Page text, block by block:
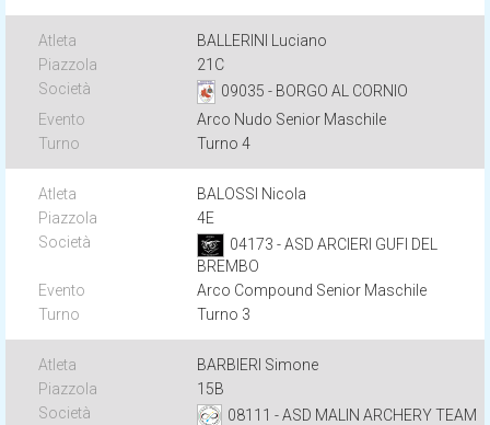
BALLERINI Luciano
21C
09035 - BORGO AL CORNIO
Arco Nudo Senior Maschile
Turno 4
BALOSSI Nicola
4E
04173 - ASD ARCIERI GUFI DEL
BREMBO
Arco Compound Senior Maschile
Turno 3
BARBIERI Simone
15B
08111 - ASD MALIN ARCHERY TEAM